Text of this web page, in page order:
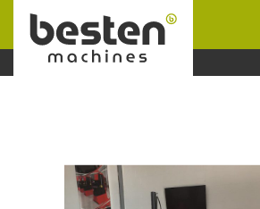
Naar hoofdinhoud